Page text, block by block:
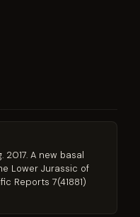
2017. A new basal
Lower Jurassic of
Reports 7(41881)